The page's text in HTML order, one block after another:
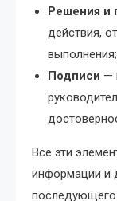
Решения и
действия,
выполнения;
Подписи —
Все эти
информации и
последующего